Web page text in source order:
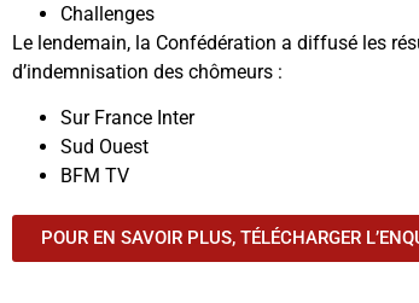
Challenges
Le lendemain, la Confédération a diffusé les
d’indemnisation des chômeurs :
Sur France Inter
Sud Ouest
BFM TV
POUR EN SAVOIR PLUS, TÉLÉCHARGER